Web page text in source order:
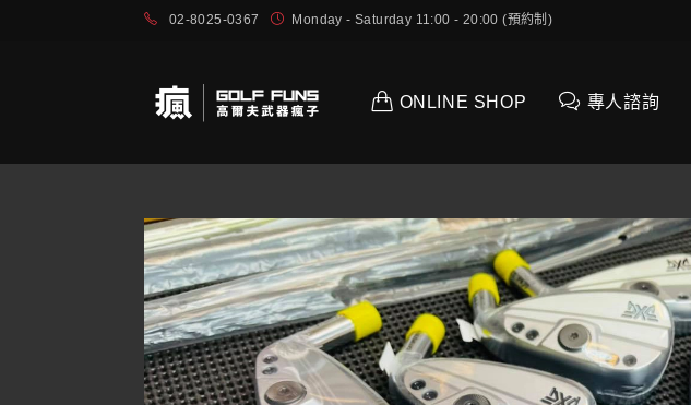
02-8025-0367 Monday - Saturday 11:00 - 20:00 (預約制)
ONLINE SHOP 專人諮詢